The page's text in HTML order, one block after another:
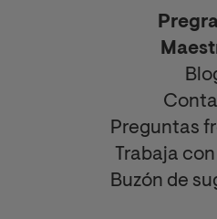
Preguntas
Trabaja
Buzón de